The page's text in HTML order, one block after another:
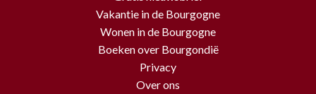
Vakantie in de Bourgogne
Wonen in de Bourgogne
Boeken over Bourgondië
Privacy
Over ons